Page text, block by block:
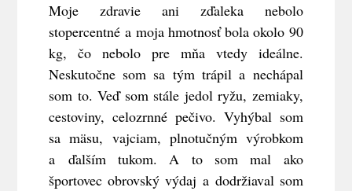
Moje zdravie ani zďaleka nebolo
stopercentné a moja hmotnosť bola okolo 90
kg, čo nebolo pre mňa vtedy ideálne.
Neskutočne som sa tým trápil a nechápal
som to. Veď som stále jedol ryžu, zemiaky,
cestoviny, celozrnné pečivo. Vyhýbal som
sa mäsu, vajciam, plnotučným výrobkom
a ďalším tukom. A to som mal ako
športovec obrovský výdaj a dodržiaval som